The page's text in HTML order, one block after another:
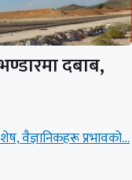
दबाब,